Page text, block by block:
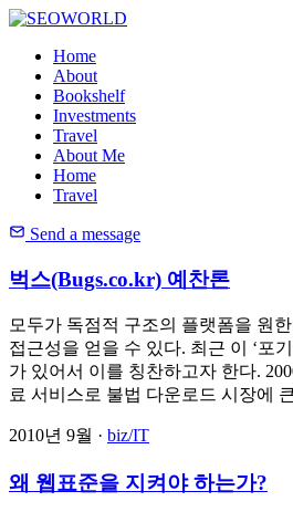
Home
About
Bookshelf
Investments
Travel
About Me
Home
Travel
Send a message
벅스(Bugs.co.kr) 예찬론
모두가 독점적 구조의 플랫폼을 원
접근성을 얻을 수 있다. 최근 이 ‘포
가 있어서 이를 칭찬하고자 한다.
료 서비스로 불법 다운로드 시장에
2010년 9월 · biz/IT
왜 웹표준을 지켜야 하는가?